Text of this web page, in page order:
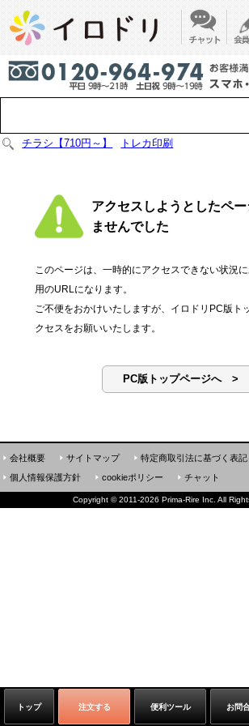
チラシ【710円～】 トレカ印刷
アクセスしようとしたペ
ませんでした
このページは、一時的にアクセスできない状況
用のURLになります。
ご不便をおかけいたしますが、イロドリPC版ト
クセスをお願いいたします。
PC版トップページへ >
トップ 注文する 便利ツール お問
会社概要 サイトマップ 特定商取引法に基づく表記
個人情報保護方針
cookieポリシー チャット
Copyright ©2011-2026 Prima-Rire Inc. All